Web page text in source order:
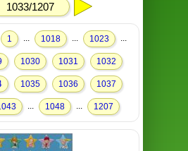
1033/1207
1 ... 1018 ... 1023 ...
1030 1031 1032
1035 1036 1037
... 1048 ... 1207